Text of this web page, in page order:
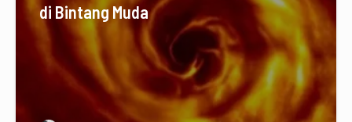
di Bintang Muda